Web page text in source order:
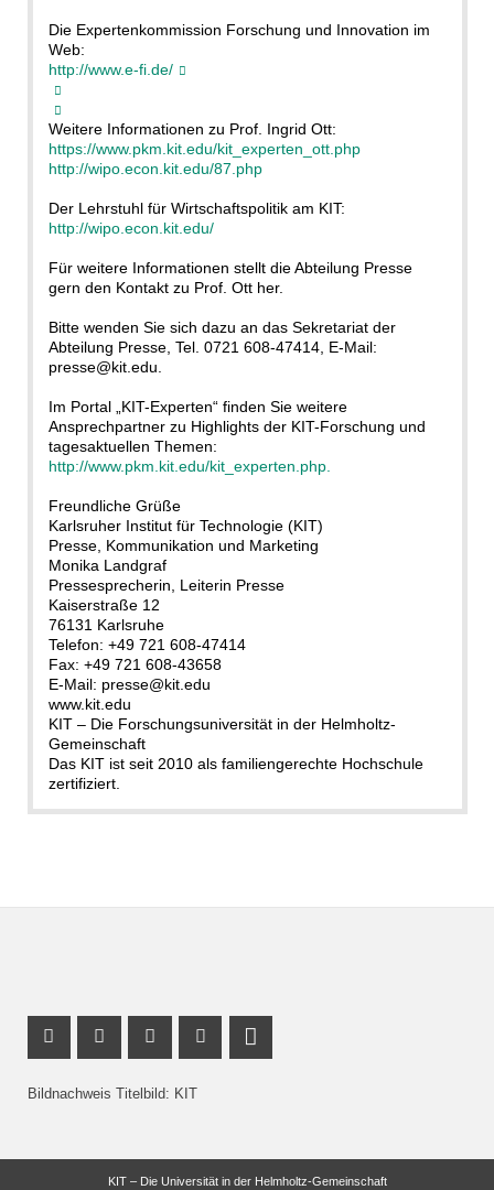
Die Expertenkommission Forschung und Innovation im
Web:
http://www.e-fi.de/
Weitere Informationen zu Prof. Ingrid Ott:
https://www.pkm.kit.edu/kit_experten_ott.php
http://wipo.econ.kit.edu/87.php
Der Lehrstuhl für Wirtschaftspolitik am KIT:
http://wipo.econ.kit.edu/
Für weitere Informationen stellt die Abteilung Presse
gern den Kontakt zu Prof. Ott her.
Bitte wenden Sie sich dazu an das Sekretariat der
Abteilung Presse, Tel. 0721 608-47414, E-Mail:
presse@kit.edu.
Im Portal „KIT-Experten“ finden Sie weitere
Ansprechpartner zu Highlights der KIT-Forschung und
tagesaktuellen Themen:
http://www.pkm.kit.edu/kit_experten.php.
Freundliche Grüße
Karlsruher Institut für Technologie (KIT)
Presse, Kommunikation und Marketing
Monika Landgraf
Pressesprecherin, Leiterin Presse
Kaiserstraße 12
76131 Karlsruhe
Telefon: +49 721 608-47414
Fax: +49 721 608-43658
E-Mail: presse@kit.edu
www.kit.edu
KIT – Die Forschungsuniversität in der Helmholtz-
Gemeinschaft
Das KIT ist seit 2010 als familiengerechte Hochschule
zertifiziert.
Facebook Profil
Instagram Profil
Profil Mastodon
Youtube Profil
LinkedIn Profil
Bildnachweis Titelbild: KIT
KIT – Die Universität in der Helmholtz-Gemeinschaft